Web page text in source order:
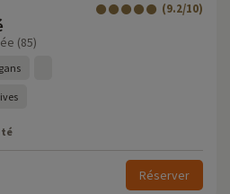
(9.2/10)
(85)
Réserver